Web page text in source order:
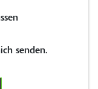
senden.